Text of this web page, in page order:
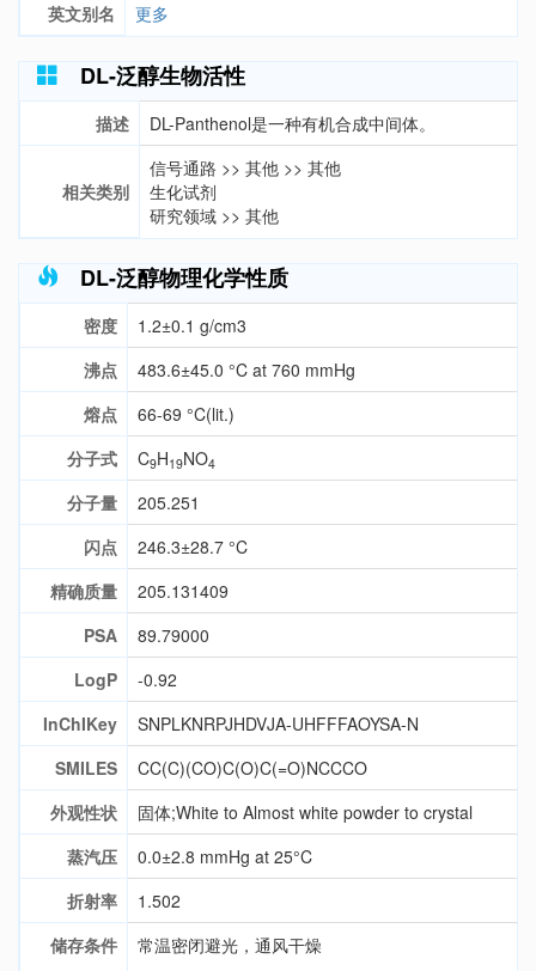
英文别名
更多
DL-泛醇生物活性
描述 DL-Panthenol是一种有机合成中间体。
相关类别
信号通路 >> 其他 >> 其他
生化试剂
研究领域 >> 其他
DL-泛醇物理化学性质
密度
1.2±0.1 g/cm3
沸点
483.6±45.0 °C at 760 mmHg
熔点
66-69 °C(lit.)
分子式
C9H19NO4
分子量
205.251
闪点
246.3±28.7 °C
精确质量
205.131409
PSA
89.79000
LogP
-0.92
InChIKey
SNPLKNRPJHDVJA-UHFFFAOYSA-N
SMILES
CC(C)(CO)C(O)C(=O)NCCCO
外观性状
固体;White to Almost white powder to crystal
蒸汽压
0.0±2.8 mmHg at 25°C
折射率
1.502
储存条件
常温密闭避光，通风干燥